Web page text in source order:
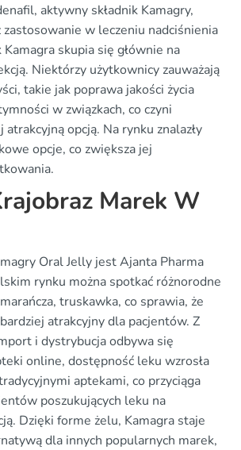
aktywny składnik Kamagry,
w leczeniu nadciśnienia
Kamagra skupia się głównie na
Niektórzy użytkownicy zauważają
takie jak poprawa jakości życia
w związkach, co czyni
atrakcyjną opcją. Na rynku znalazły
opcje, co zwiększa jej
Marek W
Oral Jelly jest Ajanta Pharma
rynku można spotkać różnorodne
truskawka, co sprawia, że
atrakcyjny dla pacjentów. Z
i dystrybucja odbywa się
online, dostępność leku wzrosła
aptekami, co przyciąga
poszukujących leku na
Dzięki forme żelu, Kamagra staje
dla innych popularnych marek,